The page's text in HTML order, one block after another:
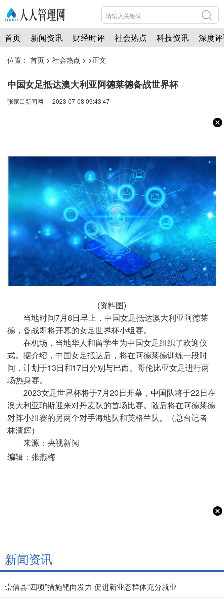
首页 新闻资讯 财经时评 社会热点 科技资讯 深度
位置： 首页 > 社会热点 > >正文
中国女足抵达澳大利亚阿德莱德备战世界杯
张家口新闻网 2023-07-08 09:43:47
(资料图)
当地时间7月8日早上，中国女足抵达澳大利亚阿德莱
德，备战即将开幕的女足世界杯小组赛。
在机场，当地华人和留学生为中国女足组织了欢迎仪
式。据介绍，中国女足抵达后，将在阿德莱德训练一段时
间，计划于13日和17日分别与巴西、哥伦比亚女足进行两
场热身赛。
2023女足世界杯将于7月20日开幕，中国队将于22日在
澳大利亚珀斯迎来对丹麦队的首场比赛。随后将在阿德莱德
对阵小组赛的另两个对手海地队和英格兰队。（总台记者
林清辉）
来源：央视新闻
编辑：张燕梅
新闻资讯
崇信县“四项”措施靶向发力 促进新业态群体充分就业